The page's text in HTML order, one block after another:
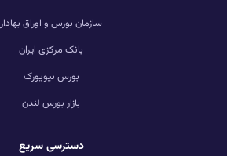
سازمان بورس و اوراق بهادار
بانک مرکزی ایران
بورس نیویورک
بازار بورس لندن
دسترسی سریع